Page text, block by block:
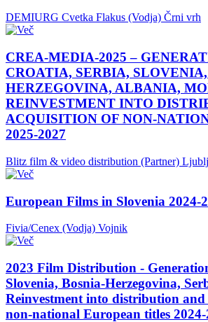
DEMIURG Cvetka Flakus (Vodja) Črni vrh
CREA-MEDIA-2025 –
CROATIA, SERBIA,
HERZEGOVINA, ALBANIA,
REINVESTMENT INTO
ACQUISITION OF NON-
2025-2027
Blitz film & video distribution (Partner)
European Films in Slovenia 2024-
Fivia/Cenex (Vodja) Vojnik
2023 Film Distribution -
Slovenia, Bosnia-Herzegovina,
Reinvestment into distribution
non-national European titles 2024-